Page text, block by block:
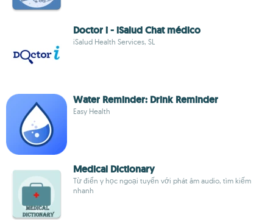
Doctor i - iSalud Chat médico
iSalud Health Services, SL
Water Reminder: Drink Reminder
Easy Health
Medical Dictionary
Từ điển y học ngoại tuyến với phát âm audio, tìm kiếm
nhanh